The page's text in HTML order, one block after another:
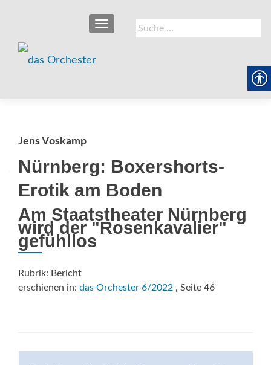
Suche
nach:
SCHALTE NAVIGATION
Jens Voskamp
Nürnberg: Boxershorts-
Erotik am Boden
Am Staatstheater Nürnberg
wird der "Rosenkavalier"
gefühllos
Rubrik: Bericht
erschienen in: das Orchester 6/2022 , Seite 46